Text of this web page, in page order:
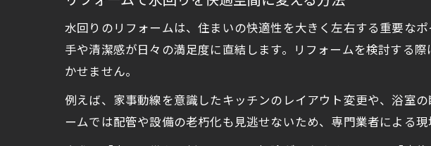
水回りのリフォームは、住まいの快適性を大きく左右する重要な
手や清潔感が日々の満足度に直結します。リフォームを検討する
かせません。
例えば、家事動線を意識したキッチンのレイアウト変更や、浴室
ームでは配管や設備の老朽化も見逃せないため、専門業者による